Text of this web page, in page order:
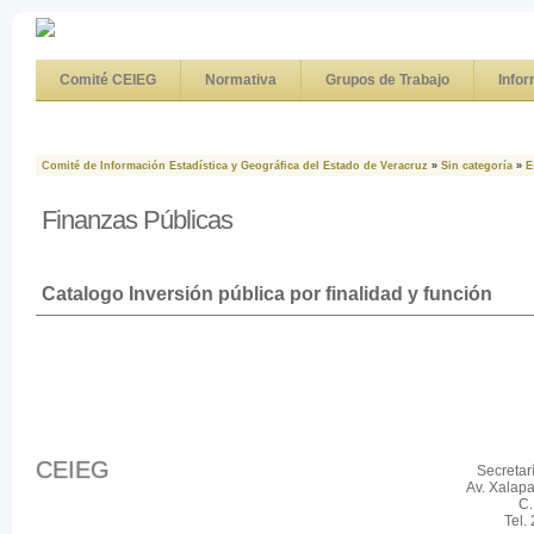
Comité CEIEG Normativa Grupos de Trabajo
Comité de Información Estadística y Geográfica del Estado de Veracruz » Sin categoría »
Finanzas Públicas
Catalogo Inversión pública por finalidad y función
CEIEG
Av.
Tel.